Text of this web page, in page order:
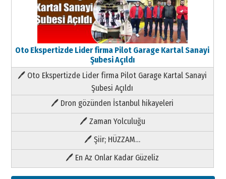
Oto Ekspertizde Lider firma Pilot Garage Kartal Sanayi
Şubesi Açıldı
🖊 Oto Ekspertizde Lider firma Pilot Garage Kartal Sanayi
Şubesi Açıldı
🖊 Dron gözünden İstanbul hikayeleri
🖊 Zaman Yolculuğu
🖊 Şiir; HÜZZAM…
🖊 En Az Onlar Kadar Güzeliz